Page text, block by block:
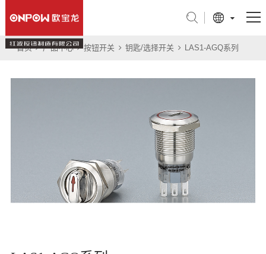
联系我们
首页 产品中心 按钮开关 钥匙/选择开关 LAS1-AGQ系列